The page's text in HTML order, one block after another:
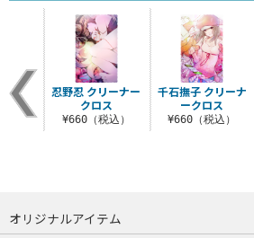
千石撫子 クリーナ
ークロス
¥660（税込）
忍野忍 クリーナー
クロス
¥660（税込）
オリジナルアイテム